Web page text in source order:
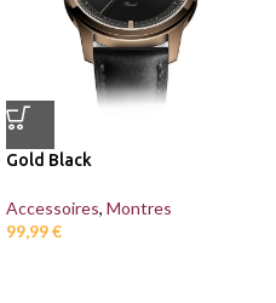
Gold Black
Accessoires, Montres
99,99€